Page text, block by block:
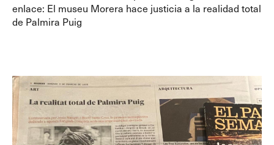
enlace: El museu Morera hace justicia a la realidad total
de Palmira Puig